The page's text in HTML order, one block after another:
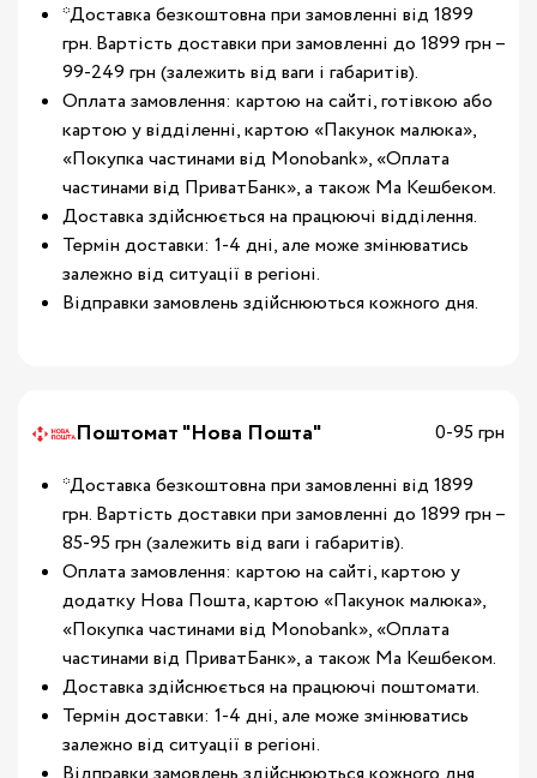
*Доставка безкоштовна при замовленні від 1899
грн. Вартість доставки при замовленні до 1899 грн –
99-249 грн (залежить від ваги і габаритів).
Оплата замовлення: картою на сайті, готівкою або
картою у відділенні, картою «Пакунок малюка»,
«Покупка частинами від Monobank», «Оплата
частинами від ПриватБанк», а також Ма Кешбеком.
Доставка здійснюється на працюючі відділення.
Термін доставки: 1-4 дні, але може змінюватись
залежно від ситуації в регіоні.
Відправки замовлень здійснюються кожного дня.
Поштомат "Нова Пошта"
0-95 грн
*Доставка безкоштовна при замовленні від 1899
грн. Вартість доставки при замовленні до 1899 грн –
85-95 грн (залежить від ваги і габаритів).
Оплата замовлення: картою на сайті, картою у
додатку Нова Пошта, картою «Пакунок малюка»,
«Покупка частинами від Monobank», «Оплата
частинами від ПриватБанк», а також Ма Кешбеком.
Доставка здійснюється на працюючі поштомати.
Термін доставки: 1-4 дні, але може змінюватись
залежно від ситуації в регіоні.